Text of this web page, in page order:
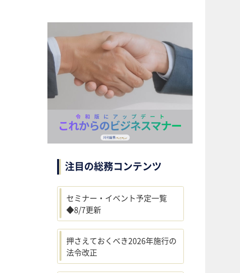
注目の総務コンテンツ
セミナー・イベント予定一覧
◆8/7更新
押さえておくべき2026年施行の
法令改正